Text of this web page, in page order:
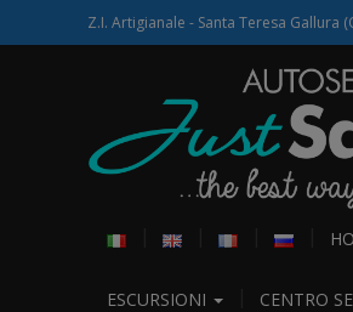
Z.I. Artigianale - Santa Teresa Gallura
ESCURSIONI CENTRO